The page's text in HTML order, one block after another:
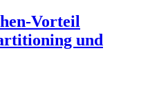
Vorteil
und